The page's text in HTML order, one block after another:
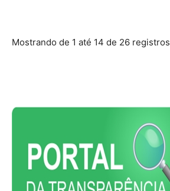
Mostrando de 1 até 14 de 26 registros